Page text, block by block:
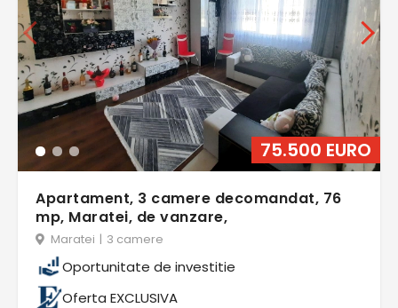
75.500 EURO
Apartament, 3 camere decomandat, 76
mp, Maratei, de vanzare,
Maratei | 3 camere
Oportunitate de investitie
Oferta EXCLUSIVA